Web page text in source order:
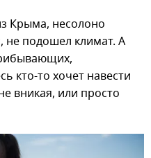
Крыма, несолоно
не подошел климат. А
кто-то хочет навести
вникая, или просто